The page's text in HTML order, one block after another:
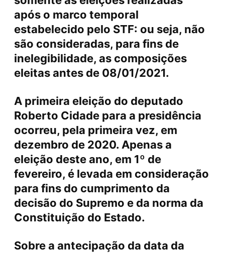
após o marco temporal
estabelecido pelo STF: ou seja, não
são consideradas, para fins de
inelegibilidade, as composições
eleitas antes de 08/01/2021.
A primeira eleição do deputado
Roberto Cidade para a presidência
ocorreu, pela primeira vez, em
dezembro de 2020. Apenas a
eleição deste ano, em 1º de
fevereiro, é levada em consideração
para fins do cumprimento da
decisão do Supremo e da norma da
Constituição do Estado.
Sobre a antecipação da data da